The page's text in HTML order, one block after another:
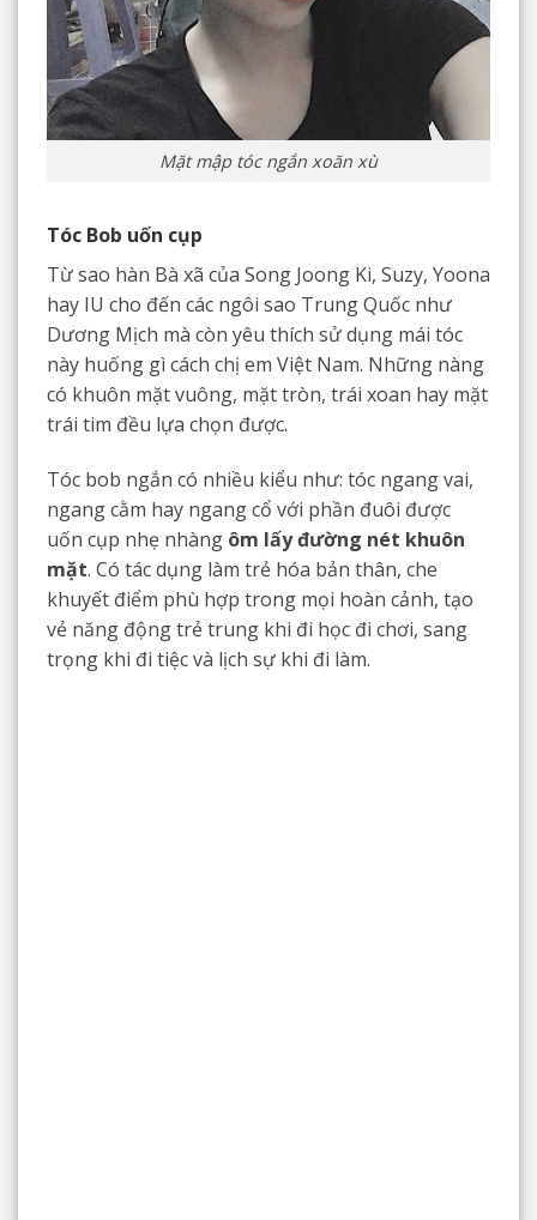
Mặt mập tóc ngắn xoăn xù
Tóc Bob uốn cụp
Từ sao hàn Bà xã của Song Joong Ki, Suzy, Yoona
hay IU cho đến các ngôi sao Trung Quốc như
Dương Mịch mà còn yêu thích sử dụng mái tóc
này huống gì cách chị em Việt Nam. Những nàng
có khuôn mặt vuông, mặt tròn, trái xoan hay mặt
trái tim đều lựa chọn được.
Tóc bob ngắn có nhiều kiểu như: tóc ngang vai,
ngang cằm hay ngang cổ với phần đuôi được
uốn cụp nhẹ nhàng ôm lấy đường nét khuôn
mặt. Có tác dụng làm trẻ hóa bản thân, che
khuyết điểm phù hợp trong mọi hoàn cảnh, tạo
vẻ năng động trẻ trung khi đi học đi chơi, sang
trọng khi đi tiệc và lịch sự khi đi làm.